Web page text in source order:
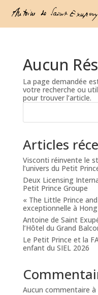
Aucun
La page demandée
votre recherche ou
pour trouver l’article.
Articles
Visconti réinvente le
l’univers du Petit
Deux Licensing
Petit Prince Groupe
« The Little Prince
exceptionnelle à
Antoine de Saint
l’Hôtel du Grand
Le Petit Prince et la
enfant du SIEL 2026
Aucun commentaire à